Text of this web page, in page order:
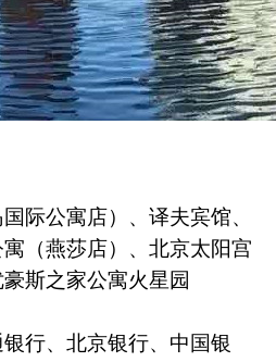
际公寓店）、译夫宾馆、
（燕莎店）、北京太阳宫
斯之家公寓火星园
行、北京银行、中国银